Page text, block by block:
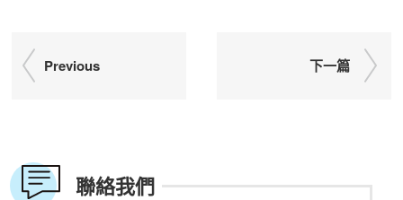
Previous 下一篇
聯絡我們